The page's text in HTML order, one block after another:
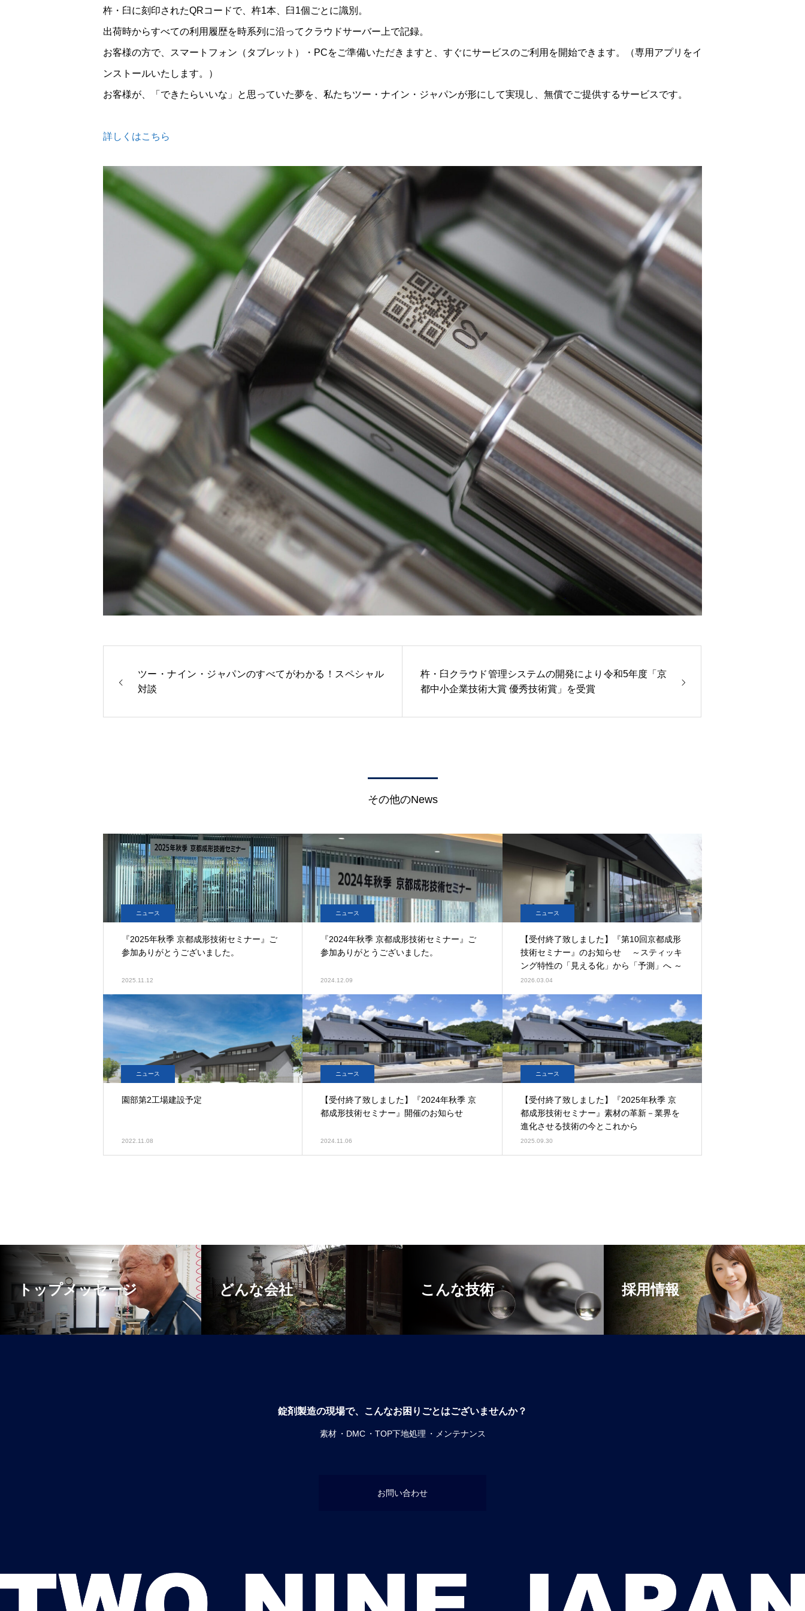
杵・臼に刻印されたQRコードで、杵1本、臼1個ごとに識別。
出荷時からすべての利用履歴を時系列に沿ってクラウドサーバー上で記録。
お客様の方で、スマートフォン（タブレット）・PCをご準備いただきますと、すぐにサービスのご利用を開始できます。（専用アプリをイ
ンストールいたします。）
お客様が、「できたらいいな」と思っていた夢を、私たちツー・ナイン・ジャパンが形にして実現し、無償でご提供するサービスです。
詳しくはこちら
ツー・ナイン・ジャパンのすべてがわかる！スペシャル
対談
杵・臼クラウド管理システムの開発により令和5年度「京
都中小企業技術大賞 優秀技術賞」を受賞
その他のNews
ニュース
『2025年秋季 京都成形技術セミナー』ご
参加ありがとうございました。
2025.11.12
ニュース
『2024年秋季 京都成形技術セミナー』ご
参加ありがとうございました。
2024.12.09
ニュース
【受付終了致しました】『第10回京都成形
技術セミナー』のお知らせ ～スティッキ
ング特性の「見える化」から「予測」へ ～
2026.03.04
ニュース
園部第2工場建設予定
2022.11.08
ニュース
【受付終了致しました】『2024年秋季 京
都成形技術セミナー』開催のお知らせ
2024.11.06
ニュース
【受付終了致しました】『2025年秋季 京
都成形技術セミナー』素材の革新－業界を
進化させる技術の今とこれから
2025.09.30
トップメッセージ どんな会社 こんな技術 採用情報
錠剤製造の現場で、こんなお困りごとはございませんか？
素材 DMC TOP下地処理 メンテナンス
お問い合わせ